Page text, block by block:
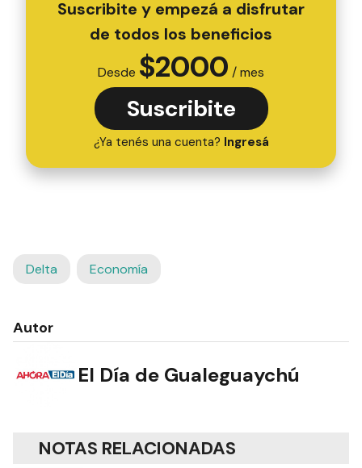
Suscribite y empezá a disfrutar
de todos los beneficios
Desde $2000 / mes
Suscribite
¿Ya tenés una cuenta? Ingresá
Delta Economía
Autor
El Día de Gualeguaychú
NOTAS RELACIONADAS